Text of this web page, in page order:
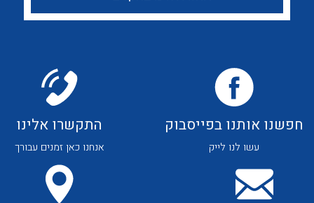
לכל מוצרי היצרן לכל מוצרי היצרן
חפשנו אותנו בפייסבוק
עשו לנו לייק
התקשרו אלינו
אנחנו כאן זמנים עבורך